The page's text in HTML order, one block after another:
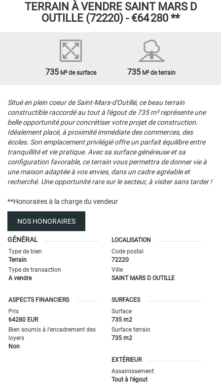
TERRAIN À VENDRESAINT MARS D
OUTILLE (72220) - €64 280 **
735 M² de surface 735 M² de terrain
Situé en plein coeur de Saint-Mars-d'Outillé, ce beau terrain
constructible raccordé au tout à l'égout de 735 m² représente une
belle opportunité pour concrétiser votre projet de construction.
Idéalement placé, à proximité immédiate des commerces, des
écoles. Son emplacement privilégié offre un parfait équilibre entre
tranquillité et vie pratique. Avec sa surface généreuse et sa
configuration favorable, ce terrain vous permettra de donner vie à
une maison adaptée à vos envies, dans un cadre agréable et
recherché. Une opportunité rare sur le secteur, à visiter sans tarder !
**Honoraires à la charge du vendeur
NOS HONORAIRES
GÉNÉRAL
Type de bien
Terrain
Type de transaction
A vendre
LOCALISATION
Code postal
72220
Ville
SAINT MARS D OUTILLE
ASPECTS FINANCIERS
Prix
64280 EUR
Bien soumis à l'encadrement des
loyers
Non
SURFACES
Surface
735 m2
Surface terrain
735 m2
EXTÉRIEUR
Assainissement
Tout à l'égout